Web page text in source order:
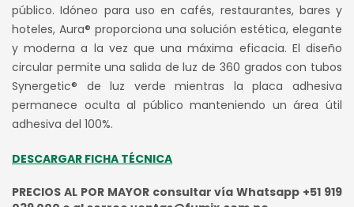
era:
S/ 1,400.00.
es:
S/ 950.00.
público. Idóneo para uso en cafés, restaurantes, bares y
hoteles, Aura® proporciona una solución estética, elegante
y moderna a la vez que una máxima eficacia. El diseño
circular permite una salida de luz de 360 grados con tubos
Synergetic® de luz verde mientras la placa adhesiva
permanece oculta al público manteniendo un área útil
adhesiva del 100%.
DESCARGAR FICHA TÉCNICA
PRECIOS AL POR MAYOR consultar vía Whatsapp +51 919